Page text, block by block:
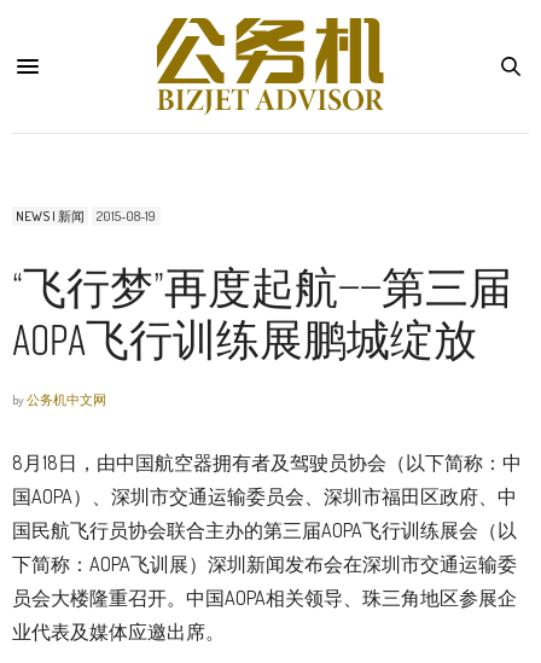
NEWS | 新闻 2015-08-19
“飞行梦”再度起航——第三届
AOPA飞行训练展鹏城绽放
by公务机中文网
8月18日，由中国航空器拥有者及驾驶员协会（以下简称：中
国AOPA）、深圳市交通运输委员会、深圳市福田区政府、中
国民航飞行员协会联合主办的第三届AOPA飞行训练展会（以
下简称：AOPA飞训展）深圳新闻发布会在深圳市交通运输委
员会大楼隆重召开。中国AOPA相关领导、珠三角地区参展企
业代表及媒体应邀出席。